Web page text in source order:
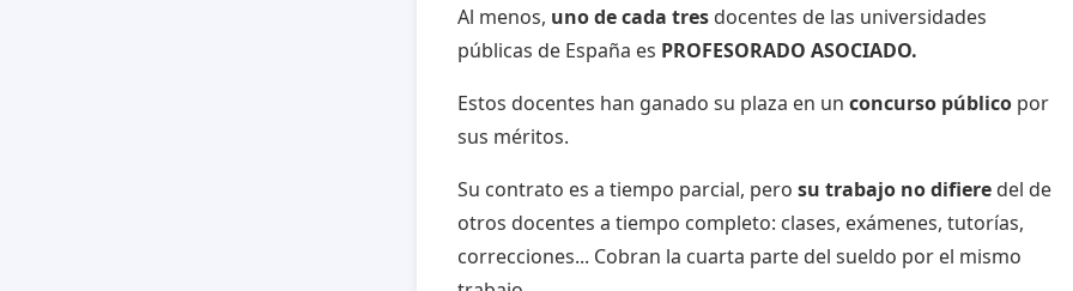
Al menos, uno de cada tres docentes de las universidades
públicas de España es PROFESORADO ASOCIADO.
Estos docentes han ganado su plaza en un concurso público por
sus méritos.
Su contrato es a tiempo parcial, pero su trabajo no difiere del de
otros docentes a tiempo completo: clases, exámenes, tutorías,
correcciones... Cobran la cuarta parte del sueldo por el mismo